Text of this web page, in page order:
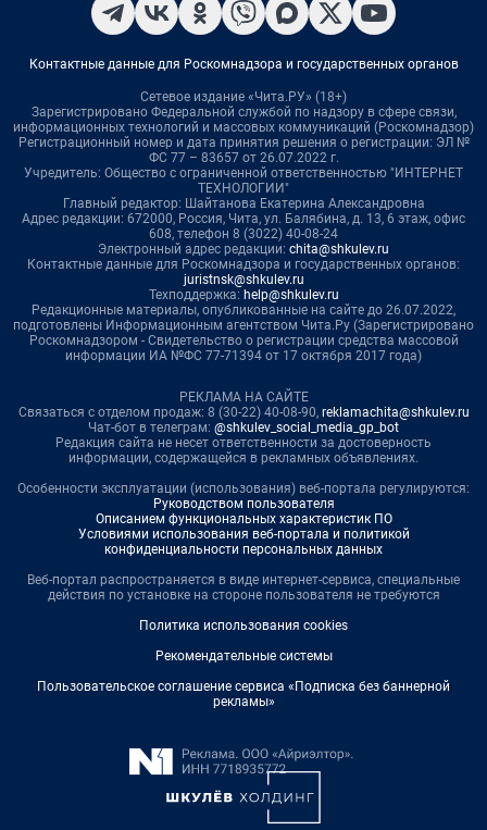
Контактные данные для Роскомнадзора и государственных органов
Сетевое издание «Чита.РУ» (18+)
Зарегистрировано Федеральной службой по надзору в сфере связи,
информационных технологий и массовых коммуникаций (Роскомнадзор)
Регистрационный номер и дата принятия решения о регистрации: ЭЛ №
ФС 77 – 83657 от 26.07.2022 г.
Учредитель: Общество с ограниченной ответственностью "ИНТЕРНЕТ
ТЕХНОЛОГИИ"
Главный редактор: Шайтанова Екатерина Александровна
Адрес редакции: 672000, Россия, Чита, ул. Балябина, д. 13, 6 этаж, офис
608, телефон 8 (3022) 40-08-24
Электронный адрес редакции: chita@shkulev.ru
Контактные данные для Роскомнадзора и государственных органов:
juristnsk@shkulev.ru
Техподдержка: help@shkulev.ru
Редакционные материалы, опубликованные на сайте до 26.07.2022,
подготовлены Информационным агентством Чита.Ру (Зарегистрировано
Роскомнадзором - Свидетельство о регистрации средства массовой
информации ИА №ФС 77-71394 от 17 октября 2017 года)
РЕКЛАМА НА САЙТЕ
Связаться с отделом продаж: 8 (30-22) 40-08-90, reklamachita@shkulev.ru
Чат-бот в телеграм: @shkulev_social_media_gp_bot
Редакция сайта не несет ответственности за достоверность
информации, содержащейся в рекламных объявлениях.
Особенности эксплуатации (использования) веб-портала регулируются:
Руководством пользователя
Описанием функциональных характеристик ПО
Условиями использования веб-портала и политикой
конфиденциальности персональных данных
Веб-портал распространяется в виде интернет-сервиса, специальные
действия по установке на стороне пользователя не требуются
Политика использования cookies
Рекомендательные системы
Пользовательское соглашение сервиса «Подписка без баннерной
рекламы»